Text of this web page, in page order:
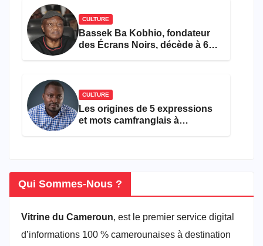
CULTURE
Bassek Ba Kobhio, fondateur
des Écrans Noirs, décède à 69
CULTURE
Les origines de 5 expressions
et mots camfranglais à
Qui Sommes-Nous ?
Vitrine du Cameroun, est le premier service digital
d’informations 100 % camerounaises à destination